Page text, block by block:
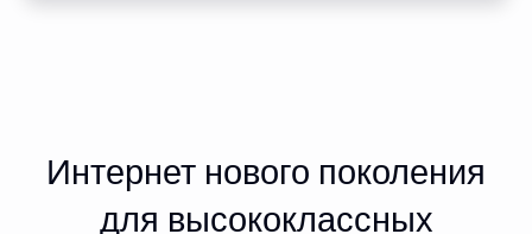
Интернет нового поколения
для высококлассных